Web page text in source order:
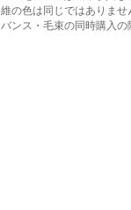
維の色は同じではありませ
バンス・毛束の同時購入の